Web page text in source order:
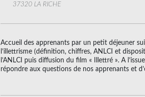
37320 LA RICHE
Accueil des apprenants par un petit déjeuner
l’illettrisme (définition, chiffres, ANLCI et
l’ANLCI puis diffusion du film « Illettré ». A
répondre aux questions de nos apprenants et